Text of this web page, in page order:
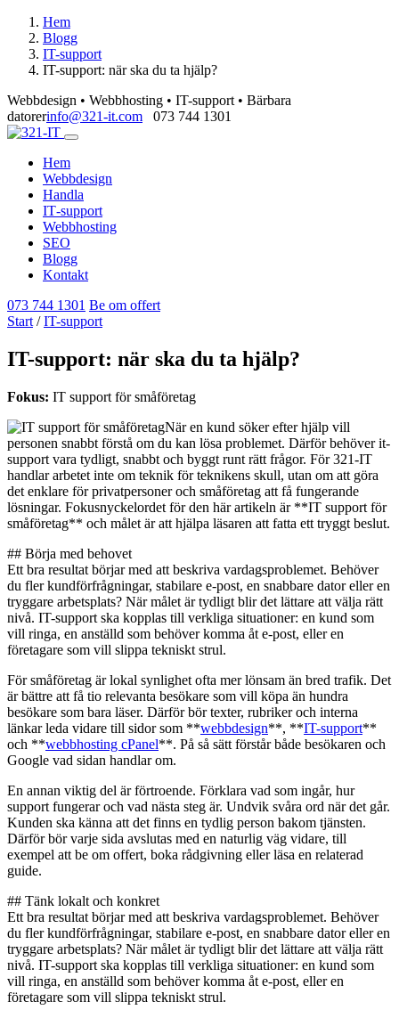
Hem
Blogg
IT-support
IT-support: när ska du ta hjälp?
Webbdesign • Webbhosting • IT-support • Bärbara
datorerinfo@321-it.com 073 744 1301
Hem
Webbdesign
Handla
IT‑support
Webbhosting
SEO
Blogg
Kontakt
073 744 1301 Be om offert
Start /IT-support
IT-support: när ska du ta hjälp?
Fokus: IT support för småföretag
När en kund söker efter hjälp vill
personen snabbt förstå om du kan lösa problemet. Därför behöver it-
support vara tydligt, snabbt och byggt runt rätt frågor. För 321-IT
handlar arbetet inte om teknik för teknikens skull, utan om att göra
det enklare för privatpersoner och småföretag att få fungerande
lösningar. Fokusnyckelordet för den här artikeln är **IT support för
småföretag** och målet är att hjälpa läsaren att fatta ett tryggt beslut.
## Börja med behovet
Ett bra resultat börjar med att beskriva vardagsproblemet. Behöver
du fler kundförfrågningar, stabilare e-post, en snabbare dator eller en
tryggare arbetsplats? När målet är tydligt blir det lättare att välja rätt
nivå. IT-support ska kopplas till verkliga situationer: en kund som
vill ringa, en anställd som behöver komma åt e-post, eller en
företagare som vill slippa tekniskt strul.
För småföretag är lokal synlighet ofta mer lönsam än bred trafik. Det
är bättre att få tio relevanta besökare som vill köpa än hundra
besökare som bara läser. Därför bör texter, rubriker och interna
länkar leda vidare till sidor som **webbdesign**, **IT-support**
och **webbhosting cPanel**. På så sätt förstår både besökaren och
Google vad sidan handlar om.
En annan viktig del är förtroende. Förklara vad som ingår, hur
support fungerar och vad nästa steg är. Undvik svåra ord när det går.
Kunden ska känna att det finns en tydlig person bakom tjänsten.
Därför bör varje sida avslutas med en naturlig väg vidare, till
exempel att be om offert, boka rådgivning eller läsa en relaterad
guide.
## Tänk lokalt och konkret
Ett bra resultat börjar med att beskriva vardagsproblemet. Behöver
du fler kundförfrågningar, stabilare e-post, en snabbare dator eller en
tryggare arbetsplats? När målet är tydligt blir det lättare att välja rätt
nivå. IT-support ska kopplas till verkliga situationer: en kund som
vill ringa, en anställd som behöver komma åt e-post, eller en
företagare som vill slippa tekniskt strul.